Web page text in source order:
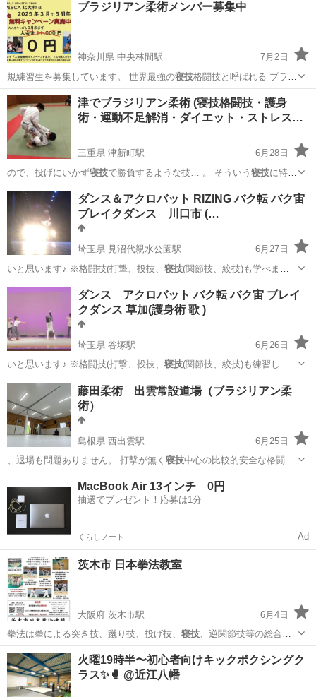
ブラジリアン柔術メンバー募集中
神奈川県 中央林間駅
7月2日
規練習生を募集しています。 世界最強の寝技格闘技と呼ばれる ブラジ
リアン柔術をや…
神奈川 大和市 中央林間駅 空手/他格闘技
ブラジリアン柔術
津でブラジリアン柔術 (寝技格闘技・護身
術・運動不足解消・ダイエット・ストレス…
三重県 津新町駅
6月28日
ので、投げにいかず寝技 で勝負するような技… 。 そういう 寝技に特化
した競技なの… で、寝技のテクニックの多さ… ほどです。寝技主体
なので、ケガな… ブです。まったりと寝技 を楽しんで練習して…
三重 津市 津新町駅 空手/他格闘技
ダンス＆アクロバット RIZING バク転 バク宙
ブレイクダンス 川口市 (…
埼玉県 見沼代親水公園駅
6月27日
いと思います♪ ※格闘技(打撃、投技、 寝技(関節技、絞技)も学べま
す。 【Vid…
埼玉 川口市 見沼代親水公園駅 ブレイクダンス
アクロバット
ダンス アクロバット バク転 バク宙 ブレイ
クダンス 草加(護身術 歌 )
埼玉県 谷塚駅
6月26日
いと思います♪ ※格闘技(打撃、投技、 寝技(関節技、絞技)も練習しま
す。 ※20…
埼玉 草加市 谷塚駅 その他 アクロバット
藤田柔術 出雲常設道場（ブラジリアン柔
術）
島根県 西出雲駅
6月25日
、退場も問題ありません。 打撃が無く 寝技中心の比較的安全な格闘技
です。 年齢・…
空手/他格闘技 ブラジリアン柔術
MacBook Air 13インチ 0円
抽選でプレゼント！応募は1分
くらしノート Ad
茨木市 日本拳法教室
大阪府 茨木市駅
6月4日
拳法は拳による突き技、蹴り技、投げ技、 寝技、逆関節技等の総合格
闘技です。 皆さ…
大阪 茨木市 茨木市駅 空手/他格闘技 日本拳法
火曜19時半〜初心者向けキックボクシングク
ラス✨🥊 @近江八幡